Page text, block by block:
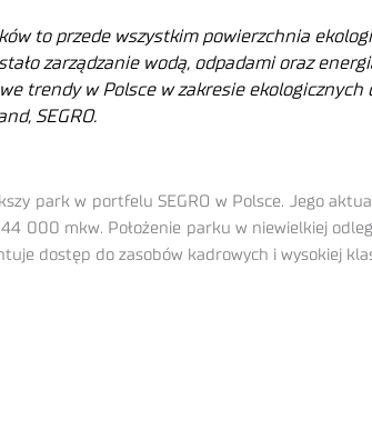
to przede wszystkim powierzchnia
zarządzanie wodą, odpadami oraz
trendy w Polsce w zakresie ekologicznych
SEGRO.
park w portfelu SEGRO w Polsce. Jego
000 mkw. Położenie parku w niewielkiej
dostęp do zasobów kadrowych i wysokiej